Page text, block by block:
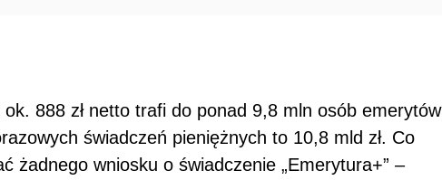
888 zł netto trafi do ponad 9,8 mln osób emerytów
świadczeń pieniężnych to 10,8 mld zł. Co
żadnego wniosku o świadczenie „Emerytura+” –